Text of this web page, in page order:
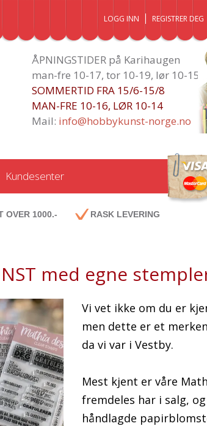
LOGG INN REGISTRER DEG
ÅPNINGSTIDER på Karihaugen
man-fre 10-17, tor 10-19, lør 10-15
SOMMERTID FRA 15/6-15/8
MAN-FRE 10-16, LØR 10-14
Mail: info@hobbykunst-norge.no
Kundesenter
OVER 1000.- RASK LEVERING
med egne
Vi vet ikke om du er
men dette er et
da vi var i Vestby.
Mest kjent er våre
fremdeles har i salg,
håndlagde